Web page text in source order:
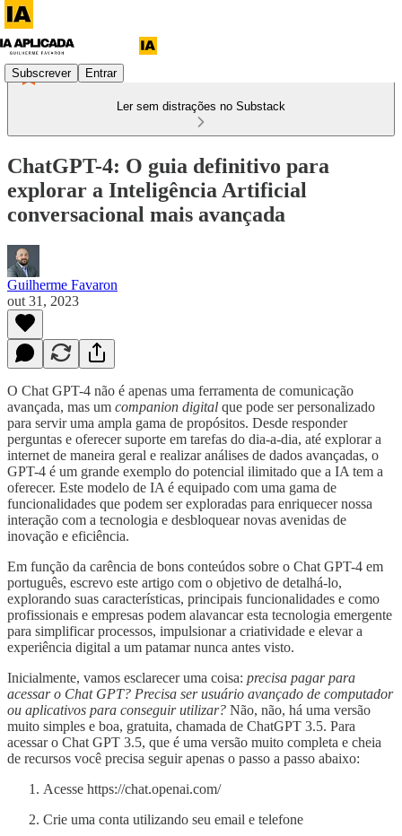
Subscrever Entrar
Ler sem distrações no Substack
ChatGPT-4: O guia definitivo para
explorar a Inteligência Artificial
conversacional mais avançada
Guilherme Favaron
out 31, 2023
O Chat GPT-4 não é apenas uma ferramenta de comunicação
avançada, mas um companion digital que pode ser personalizado
para servir uma ampla gama de propósitos. Desde responder
perguntas e oferecer suporte em tarefas do dia-a-dia, até explorar a
internet de maneira geral e realizar análises de dados avançadas, o
GPT-4 é um grande exemplo do potencial ilimitado que a IA tem a
oferecer. Este modelo de IA é equipado com uma gama de
funcionalidades que podem ser exploradas para enriquecer nossa
interação com a tecnologia e desbloquear novas avenidas de
inovação e eficiência.
Em função da carência de bons conteúdos sobre o Chat GPT-4 em
português, escrevo este artigo com o objetivo de detalhá-lo,
explorando suas características, principais funcionalidades e como
profissionais e empresas podem alavancar esta tecnologia emergente
para simplificar processos, impulsionar a criatividade e elevar a
experiência digital a um patamar nunca antes visto.
Inicialmente, vamos esclarecer uma coisa: precisa pagar para
acessar o Chat GPT? Precisa ser usuário avançado de computador
ou aplicativos para conseguir utilizar? Não, não, há uma versão
muito simples e boa, gratuita, chamada de ChatGPT 3.5. Para
acessar o Chat GPT 3.5, que é uma versão muito completa e cheia
de recursos você precisa seguir apenas o passo a passo abaixo:
Acesse https://chat.openai.com/
Crie uma conta utilizando seu email e telefone